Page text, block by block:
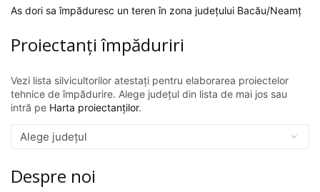
As dori sa împăduresc un teren în zona județului Bacău/Neamț
Proiectanți împăduriri
Vezi lista silvicultorilor atestați pentru elaborarea proiectelor
tehnice de împădurire. Alege județul din lista de mai jos sau
intră pe Harta proiectanților.
Despre noi